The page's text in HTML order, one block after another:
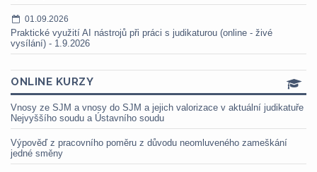
01.09.2026
Praktické využití AI nástrojů při práci s judikaturou (online - živé
vysílání) - 1.9.2026
ONLINE KURZY
Vnosy ze SJM a vnosy do SJM a jejich valorizace v aktuální judikatuře
Nejvyššího soudu a Ústavního soudu
Výpověď z pracovního poměru z důvodu neomluveného zameškání
jedné směny